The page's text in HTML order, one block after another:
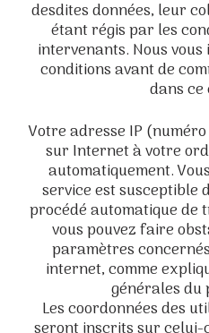
desdites données, leur
étant régis par les
intervenants. Nous
conditions avant de
dans
Votre adresse IP
sur Internet à votre
automatiquement.
service est
procédé automatique de
vous pouvez faire
paramètres
internet, comme
générales du
Les coordonnées des